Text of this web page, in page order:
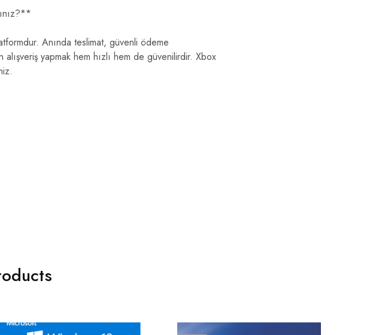
Anında teslimat, güvenli ödeme
yapmak hem hızlı hem de güvenilirdir. Xbox